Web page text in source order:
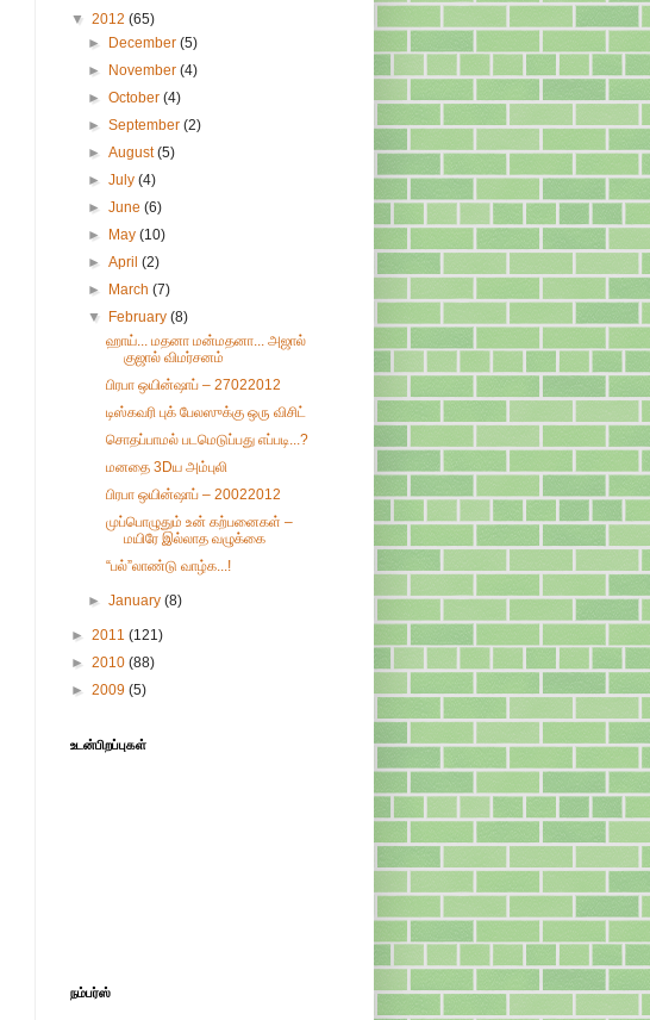
▼ 2012 (65)
►
December(5)
►
November(4)
►October(4)
►September(2)
►August(5)
►July(4)
►June(6)
►
May(10)
►April(2)
►
March(7)
▼
February(8)
ஹாய்... மதனா மன்மதனா... அஜால்
குஜால் விமர்சனம்
பிரபா ஒயின்ஷாப் – 27022012
டிஸ்கவரி புக் பேலஸுக்கு ஒரு விசிட்
சொதப்பாமல் படமெடுப்பது எப்படி...?
மனதை 3Dய அம்புலி
பிரபா ஒயின்ஷாப் – 20022012
முப்பொழுதும் உன் கற்பனைகள் –
மயிரே இல்லாத வழுக்கை
“பல்”லாண்டு வாழ்க...!
►January(8)
► 2011 (121)
► 2010 (88)
► 2009 (5)
உடன்பிறப்புகள்
நம்பர்ஸ்